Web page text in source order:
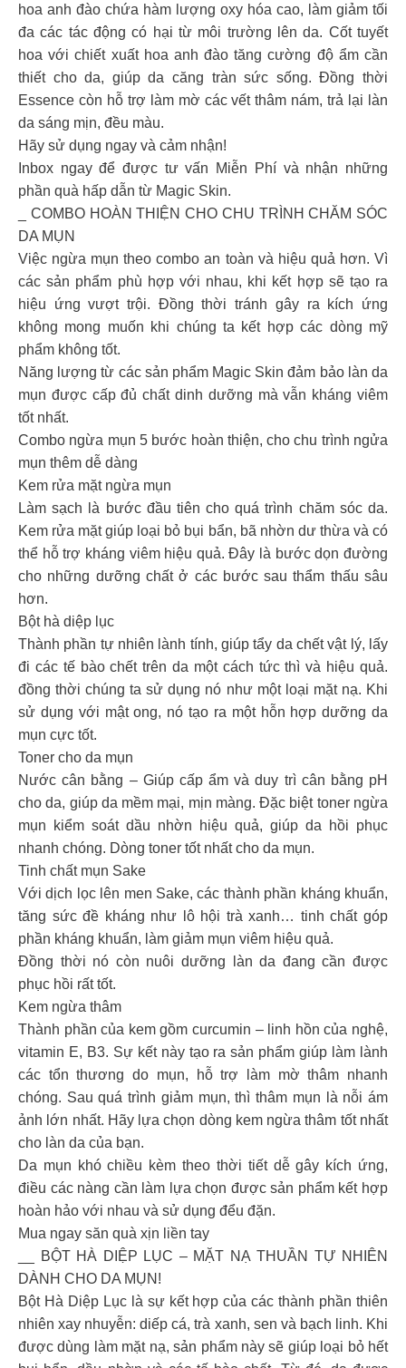
hoa anh đào chứa hàm lượng oxy hóa cao, làm giảm tối
đa các tác động có hại từ môi trường lên da. Cốt tuyết
hoa với chiết xuất hoa anh đào tăng cường độ ẩm cần
thiết cho da, giúp da căng tràn sức sống. Đồng thời
Essence còn hỗ trợ làm mờ các vết thâm nám, trả lại làn
da sáng mịn, đều màu.
Hãy sử dụng ngay và cảm nhận!
Inbox ngay để được tư vấn Miễn Phí và nhận những
phần quà hấp dẫn từ Magic Skin.
_ COMBO HOÀN THIỆN CHO CHU TRÌNH CHĂM SÓC
DA MỤN
Việc ngừa mụn theo combo an toàn và hiệu quả hơn. Vì
các sản phẩm phù hợp với nhau, khi kết hợp sẽ tạo ra
hiệu ứng vượt trội. Đồng thời tránh gây ra kích ứng
không mong muốn khi chúng ta kết hợp các dòng mỹ
phẩm không tốt.
Năng lượng từ các sản phẩm Magic Skin đảm bảo làn da
mụn được cấp đủ chất dinh dưỡng mà vẫn kháng viêm
tốt nhất.
Combo ngừa mụn 5 bước hoàn thiện, cho chu trình ngửa
mụn thêm dễ dàng
Kem rửa mặt ngừa mụn
Làm sạch là bước đầu tiên cho quá trình chăm sóc da.
Kem rửa mặt giúp loại bỏ bụi bẩn, bã nhờn dư thừa và có
thể hỗ trợ kháng viêm hiệu quả. Đây là bước dọn đường
cho những dưỡng chất ở các bước sau thẩm thấu sâu
hơn.
Bột hà diệp lục
Thành phần tự nhiên lành tính, giúp tẩy da chết vật lý, lấy
đi các tế bào chết trên da một cách tức thì và hiệu quả.
đồng thời chúng ta sử dụng nó như một loại mặt nạ. Khi
sử dụng với mật ong, nó tạo ra một hỗn hợp dưỡng da
mụn cực tốt.
Toner cho da mụn
Nước cân bằng – Giúp cấp ẩm và duy trì cân bằng pH
cho da, giúp da mềm mại, mịn màng. Đặc biệt toner ngừa
mụn kiểm soát dầu nhờn hiệu quả, giúp da hồi phục
nhanh chóng. Dòng toner tốt nhất cho da mụn.
Tinh chất mụn Sake
Với dịch lọc lên men Sake, các thành phần kháng khuẩn,
tăng sức đề kháng như lô hội trà xanh… tinh chất góp
phần kháng khuẩn, làm giảm mụn viêm hiệu quả.
Đồng thời nó còn nuôi dưỡng làn da đang cần được
phục hồi rất tốt.
Kem ngừa thâm
Thành phần của kem gồm curcumin – linh hồn của nghệ,
vitamin E, B3. Sự kết này tạo ra sản phẩm giúp làm lành
các tổn thương do mụn, hỗ trợ làm mờ thâm nhanh
chóng. Sau quá trình giảm mụn, thì thâm mụn là nỗi ám
ảnh lớn nhất. Hãy lựa chọn dòng kem ngừa thâm tốt nhất
cho làn da của bạn.
Da mụn khó chiều kèm theo thời tiết dễ gây kích ứng,
điều các nàng cần làm lựa chọn được sản phẩm kết hợp
hoàn hảo với nhau và sử dụng đểu đặn.
Mua ngay săn quà xịn liền tay
__ BỘT HÀ DIỆP LỤC – MẶT NẠ THUẦN TỰ NHIÊN
DÀNH CHO DA MỤN!
Bột Hà Diệp Lục là sự kết hợp của các thành phần thiên
nhiên xay nhuyễn: diếp cá, trà xanh, sen và bạch linh. Khi
được dùng làm mặt nạ, sản phẩm này sẽ giúp loại bỏ hết